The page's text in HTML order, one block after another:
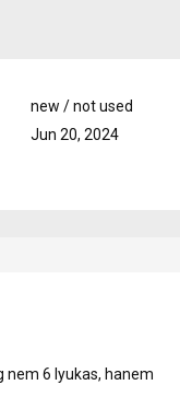
new / not used
Jun 20, 2024
nem 6 lyukas, hanem